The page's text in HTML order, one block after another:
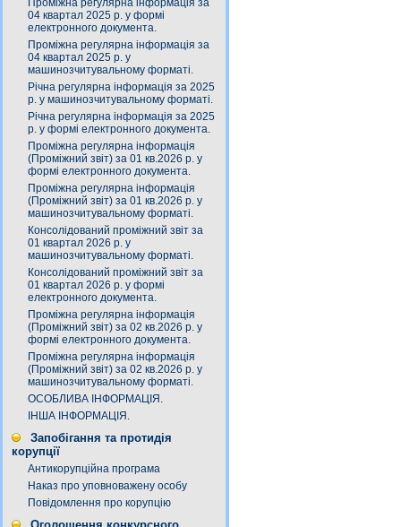
Проміжна регулярна інформація за
04 квартал 2025 р. у формі
електронного документа.
Проміжна регулярна інформація за
04 квартал 2025 р. у
машинозчитувальному форматі.
Річна регулярна інформація за 2025
р. у машинозчитувальному форматі.
Річна регулярна інформація за 2025
р. у формі електронного документа.
Проміжна регулярна інформація
(Проміжний звіт) за 01 кв.2026 р. у
формі електронного документа.
Проміжна регулярна інформація
(Проміжний звіт) за 01 кв.2026 р. у
машинозчитувальному форматі.
Консолідований проміжний звіт за
01 квартал 2026 р. у
машинозчитувальному форматі.
Консолідований проміжний звіт за
01 квартал 2026 р. у формі
електронного документа.
Проміжна регулярна інформація
(Проміжний звіт) за 02 кв.2026 р. у
формі електронного документа.
Проміжна регулярна інформація
(Проміжний звіт) за 02 кв.2026 р. у
машинозчитувальному форматі.
ОСОБЛИВА ІНФОРМАЦІЯ.
ІНША ІНФОРМАЦІЯ.
Запобігання та протидія
корупції
Антикорупційна програма
Наказ про уповноважену особу
Повідомлення про корупцію